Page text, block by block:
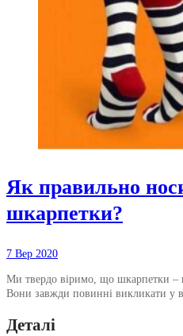
Як правильно
шкарпетки?
7 Вер 2020
Ми твердо віримо, що шкарпетки –
Вони завжди повинні викликати у
Деталі